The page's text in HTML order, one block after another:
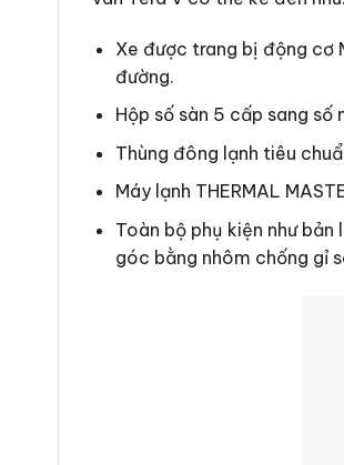
Xe được trang bị động cơ
đường.
Hộp số sàn 5 cấp sang
Thùng đông lạnh tiêu
Máy lạnh THERMAL
Toàn bộ phụ kiện như
góc bằng nhôm chống gỉ